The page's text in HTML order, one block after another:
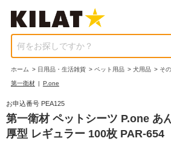
何をお探しですか？
ホーム > 日用品・生活雑貨 > ペット用品 > 犬用品 > そ
第一衛材 | P.one
お申込番号 PEA125
第一衛材 ペットシーツ P.one あ
厚型 レギュラー 100枚 PAR-654